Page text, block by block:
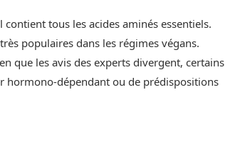
tous les acides aminés essentiels.
populaires dans les régimes végans.
que les avis des experts divergent, certains
hormono-dépendant ou de prédispositions